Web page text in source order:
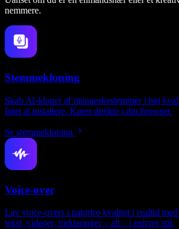
nemmere.
Stemmekloning
Skab AI-kloner af menneskestemmer i høj
Intet at installere. Kører direkte i din browser.
Se stemmekloning
Voice-over
Lav voice-overs i naturtro kvalitet i realtid
tekst, videoer, forklaringer – alt – i enhver stil.